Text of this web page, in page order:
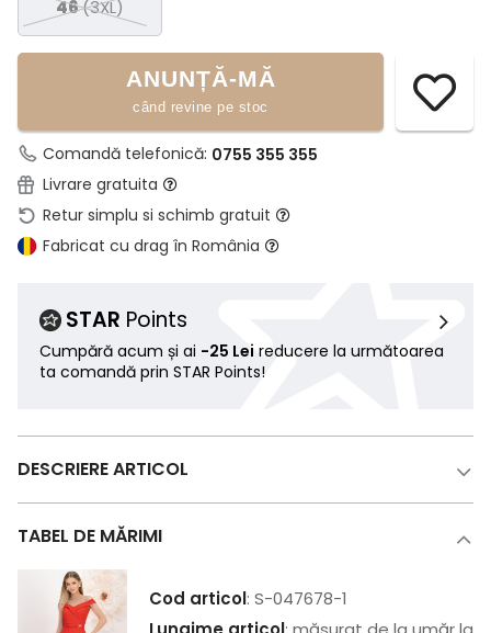
46(3XL)
ANUNȚĂ-MĂ
când revine pe stoc
Comandă telefonică: 0755 355 355
Livrare gratuita
Retur simplu si schimb gratuit
Fabricat cu drag în România
STAR Points
Cumpără acum și ai -25 Lei reducere la următoarea
ta comandă prin STAR Points!
DESCRIERE ARTICOL
TABEL DE MĂRIMI
Cod articol: S-047678-1